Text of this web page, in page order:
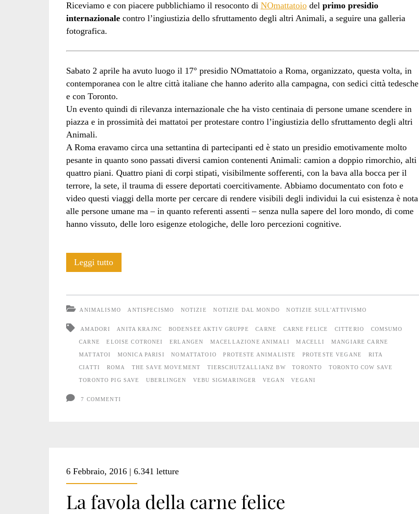
Riceviamo e con piacere pubblichiamo il resoconto di NOmattatoiodel primo presidio
internazionalecontro l’ingiustizia dello sfruttamento degli altri Animali, a seguire una galleria
fotografica.
Sabato 2 aprile ha avuto luogo il 17° presidio NOmattatoio a Roma, organizzato, questa volta, in
contemporanea con le altre città italiane che hanno aderito alla campagna, con sedici città tedesche
e con Toronto.
Un evento quindi di rilevanza internazionale che ha visto centinaia di persone umane scendere in
piazza e in prossimità dei mattatoi per protestare contro l’ingiustizia dello sfruttamento degli altri
Animali.
A Roma eravamo circa una settantina di partecipanti ed è stato un presidio emotivamente molto
pesante in quanto sono passati diversi camion contenenti Animali: camion a doppio rimorchio, alti
quattro piani. Quattro piani di corpi stipati, visibilmente sofferenti, con la bava alla bocca per il
terrore, la sete, il trauma di essere deportati coercitivamente. Abbiamo documentato con foto e
video questi viaggi della morte per cercare di rendere visibili degli individui la cui esistenza è nota
alle persone umane ma – in quanto referenti assenti – senza nulla sapere del loro mondo, di come
hanno vissuto, delle loro esigenze etologiche, delle loro percezioni cognitive.
Leggi tuttoNOmattatoio:
presidio
internazionale
ANIMALISMO ANTISPECISMO NOTIZIE NOTIZIE DAL MONDO NOTIZIE SULL'ATTIVISMO
AMADORI ANITA KRAJNC BODENSEE AKTIV GRUPPE CARNE CARNE FELICE CITTERIO COMSUMO
CARNE ELOISE COTRONEI ERLANGEN MACELLAZIONE ANIMALI MACELLI MANGIARE CARNE
MATTATOI MONICA PARISI NOMATTATOIO PROTESTE ANIMALISTE PROTESTE VEGANE RITA
CIATTI ROMA THE SAVE MOVEMENT TIERSCHUTZALLIANZ BW TORONTO TORONTO COW SAVE
TORONTO PIG SAVE UBERLINGEN VEBU SIGMARINGER VEGAN VEGANI
7 COMMENTI
6 Febbraio, 2016 | 6.341 letture
La favola della carne felice